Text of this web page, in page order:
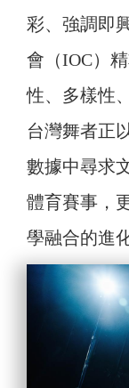
彩、強調即
會（IOC）
性、多樣性
台灣舞者正
數據中尋求
體育賽事，
學融合的進